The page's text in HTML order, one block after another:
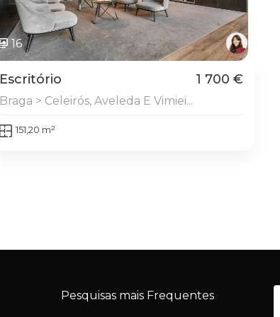
16
Escritório 1 700 €
Braga > Celeirós, Aveleda E Vimiei...
151,20 m²
Pesquisas mais Frequentes